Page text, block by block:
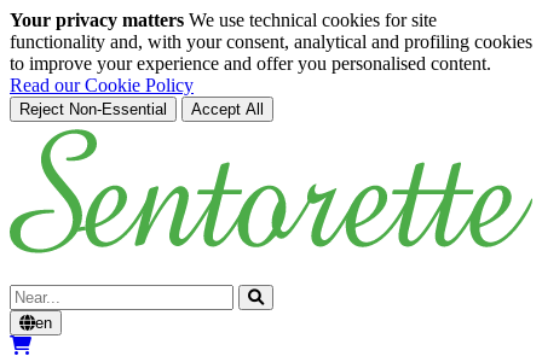
Your privacy matters We use technical cookies for site
functionality and, with your consent, analytical and profiling cookies
to improve your experience and offer you personalised content.
Read our Cookie Policy
Reject Non-Essential Accept All
Skip to main content
Cerca
en